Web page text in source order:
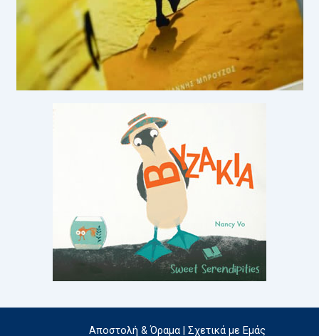
Αποστολή & Όραμα | Σχετικά με Εμάς